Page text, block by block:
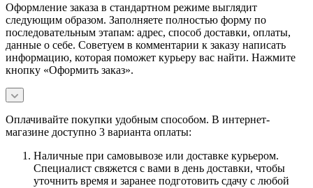
Оформление заказа в стандартном режиме выглядит
следующим образом. Заполняете полностью форму по
последовательным этапам: адрес, способ доставки, оплаты,
данные о себе. Советуем в комментарии к заказу написать
информацию, которая поможет курьеру вас найти. Нажмите
кнопку «Оформить заказ».
Оплачивайте покупки удобным способом. В интернет-
магазине доступно 3 варианта оплаты:
Наличные при самовывозе или доставке курьером.
Специалист свяжется с вами в день доставки, чтобы
уточнить время и заранее подготовить сдачу с любой